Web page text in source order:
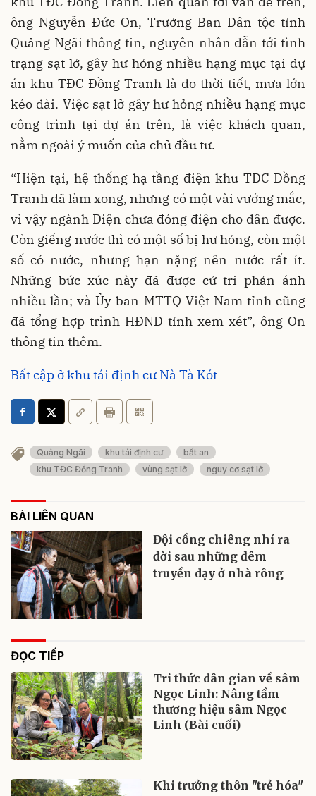
ông Nguyễn Đức On, Trưởng Ban Dân tộc tỉnh
Quảng Ngãi thông tin, nguyên nhân dẫn tới tình
trạng sạt lở, gây hư hỏng nhiều hạng mục tại dự
án khu TĐC Đồng Tranh là do thời tiết, mưa lớn
kéo dài. Việc sạt lở gây hư hỏng nhiều hạng mục
công trình tại dự án trên, là việc khách quan,
nằm ngoài ý muốn của chủ đầu tư.
“Hiện tại, hệ thống hạ tầng điện khu TĐC Đồng
Tranh đã làm xong, nhưng có một vài vướng mắc,
vì vậy ngành Điện chưa đóng điện cho dân được.
Còn giếng nước thì có một số bị hư hỏng, còn một
số có nước, nhưng hạn nặng nên nước rất ít.
Những bức xúc này đã được cử tri phản ánh
nhiều lần; và Ủy ban MTTQ Việt Nam tỉnh cũng
đã tổng hợp trình HĐND tỉnh xem xét”, ông On
thông tin thêm.
Bất cập ở khu tái định cư Nà Tà Kót
Quảng Ngãi khu tái định cư
bất an
khu TĐC Đồng Tranh
vùng sạt lở nguy cơ sạt lở
BÀI LIÊN QUAN
Đội cồng chiêng nhí ra
đời sau những đêm
truyền dạy ở nhà rông
ĐỌC TIẾP
Tri thức dân gian về sâm
Ngọc Linh: Nâng tầm
thương hiệu sâm Ngọc
Linh (Bài cuối)
Khi trưởng thôn "trẻ hóa"